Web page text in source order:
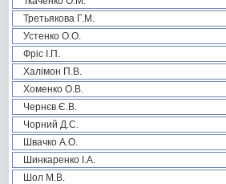
Третьякова Г.М.
Устенко О.О.
Фріс І.П.
Халімон П.В.
Хоменко О.В.
Чернєв Є.В.
Чорний Д.С.
Швачко А.О.
Шинкаренко І.А.
Шол М.В.